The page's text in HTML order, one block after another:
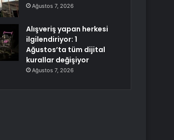
Ağustos 7, 2026
Alışveriş yapan herkesi
ilgilendiriyor: 1
Ağustos’ta tüm dijital
kurallar değişiyor
Ağustos 7, 2026